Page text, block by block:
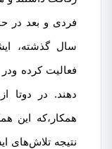
فردی و بعد در
سال گذشته،
دهند. در دوتا
همکار،‌که این
نتیجه تلاش‌های